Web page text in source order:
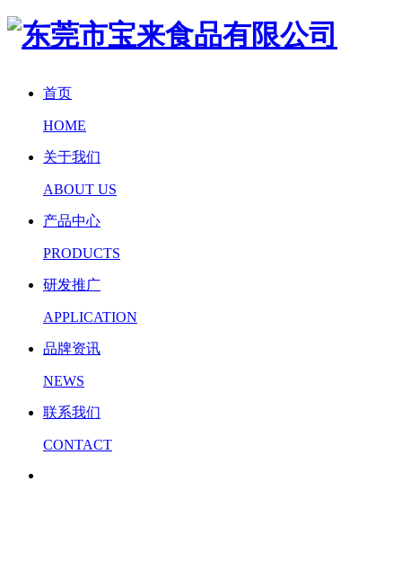
首页
HOME
关于我们
ABOUT US
产品中心
PRODUCTS
研发推广
APPLICATION
品牌资讯
NEWS
联系我们
CONTACT